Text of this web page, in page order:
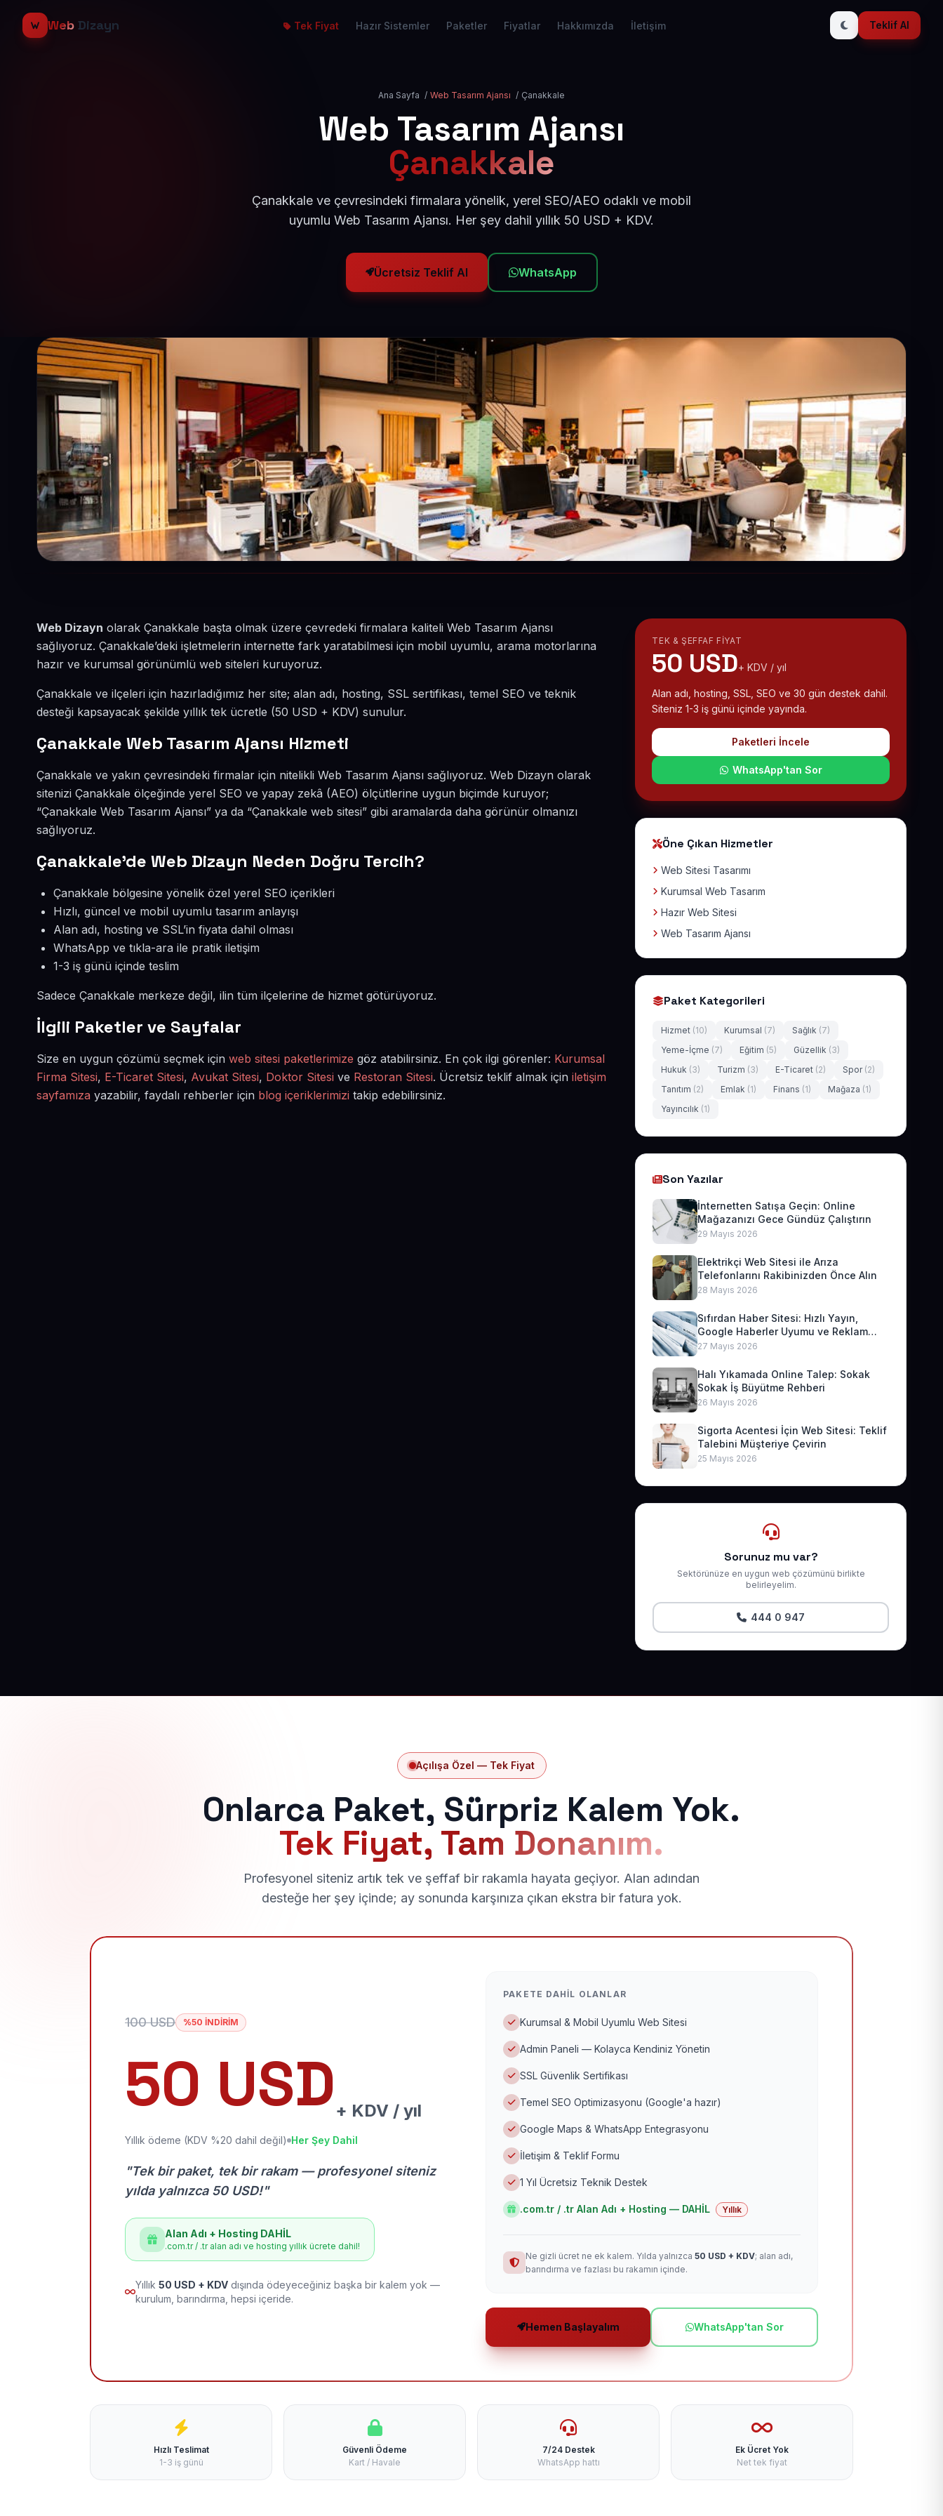
Web Dizayn Tek Fiyat Hazır Sistemler Paketler Fiyatlar Hakkımızda İletişim Teklif Al
Ana Sayfa / Web Tasarım Ajansı / Çanakkale
Web Tasarım Ajansı
Çanakkale
Çanakkale ve çevresindeki firmalara yönelik, yerel SEO/AEO odaklı ve mobil
uyumlu Web Tasarım Ajansı. Her şey dahil yıllık 50 USD + KDV.
Ücretsiz Teklif Al WhatsApp
Web Dizayn olarak Çanakkale başta olmak üzere çevredeki firmalara kaliteli Web Tasarım Ajansı
sağlıyoruz. Çanakkale’deki işletmelerin internette fark yaratabilmesi için mobil uyumlu, arama motorlarına
hazır ve kurumsal görünümlü web siteleri kuruyoruz.
Çanakkale ve ilçeleri için hazırladığımız her site; alan adı, hosting, SSL sertifikası, temel SEO ve teknik
desteği kapsayacak şekilde yıllık tek ücretle (50 USD + KDV) sunulur.
Çanakkale Web Tasarım Ajansı Hizmeti
Çanakkale ve yakın çevresindeki firmalar için nitelikli Web Tasarım Ajansı sağlıyoruz. Web Dizayn olarak
sitenizi Çanakkale ölçeğinde yerel SEO ve yapay zekâ (AEO) ölçütlerine uygun biçimde kuruyor;
“Çanakkale Web Tasarım Ajansı” ya da “Çanakkale web sitesi” gibi aramalarda daha görünür olmanızı
sağlıyoruz.
Çanakkale’de Web Dizayn Neden Doğru Tercih?
Çanakkale bölgesine yönelik özel yerel SEO içerikleri
Hızlı, güncel ve mobil uyumlu tasarım anlayışı
Alan adı, hosting ve SSL’in fiyata dahil olması
WhatsApp ve tıkla-ara ile pratik iletişim
1-3 iş günü içinde teslim
Sadece Çanakkale merkeze değil, ilin tüm ilçelerine de hizmet götürüyoruz.
İlgili Paketler ve Sayfalar
Size en uygun çözümü seçmek için web sitesi paketlerimize göz atabilirsiniz. En çok ilgi görenler: Kurumsal
Firma Sitesi, E-Ticaret Sitesi, Avukat Sitesi, Doktor Sitesi ve Restoran Sitesi. Ücretsiz teklif almak için iletişim
sayfamıza yazabilir, faydalı rehberler için blog içeriklerimizi takip edebilirsiniz.
TEK & ŞEFFAF FIYAT
50 USD+ KDV / yıl
Alan adı, hosting, SSL, SEO ve 30 gün destek dahil.
Siteniz 1-3 iş günü içinde yayında.
Paketleri İncele
WhatsApp'tan Sor
Öne Çıkan Hizmetler
Web Sitesi Tasarımı
Kurumsal Web Tasarım
Hazır Web Sitesi
Web Tasarım Ajansı
Paket Kategorileri
Hizmet (10) Kurumsal (7) Sağlık (7)
Yeme-İçme (7) Eğitim (5) Güzellik (3)
Hukuk (3) Turizm (3) E-Ticaret (2) Spor (2)
Tanıtım (2) Emlak (1) Finans (1) Mağaza (1)
Yayıncılık (1)
Son Yazılar
İnternetten Satışa Geçin: Online
Mağazanızı Gece Gündüz Çalıştırın
29 Mayıs 2026
Elektrikçi Web Sitesi ile Arıza
Telefonlarını Rakibinizden Önce Alın
28 Mayıs 2026
Sıfırdan Haber Sitesi: Hızlı Yayın,
Google Haberler Uyumu ve Reklam
Geliri
27 Mayıs 2026
Halı Yıkamada Online Talep: Sokak
Sokak İş Büyütme Rehberi
26 Mayıs 2026
Sigorta Acentesi İçin Web Sitesi: Teklif
Talebini Müşteriye Çevirin
25 Mayıs 2026
Sorunuz mu var?
Sektörünüze en uygun web çözümünü birlikte
belirleyelim.
444 0 947
Açılışa Özel — Tek Fiyat
Onlarca Paket, Sürpriz Kalem Yok.
Tek Fiyat, Tam Donanım.
Profesyonel siteniz artık tek ve şeffaf bir rakamla hayata geçiyor. Alan adından
desteğe her şey içinde; ay sonunda karşınıza çıkan ekstra bir fatura yok.
100 USD %50 İNDİRİM
50 USD + KDV / yıl
Yıllık ödeme (KDV %20 dahil değil) Her Şey Dahil
"Tek bir paket, tek bir rakam — profesyonel siteniz
yılda yalnızca 50 USD!"
Alan Adı + Hosting DAHİL
.com.tr / .tr alan adı ve hosting yıllık ücrete dahil!
Yıllık 50 USD + KDV dışında ödeyeceğiniz başka bir kalem yok —
kurulum, barındırma, hepsi içeride.
PAKETE DAHIL OLANLAR
Kurumsal & Mobil Uyumlu Web Sitesi
Admin Paneli — Kolayca Kendiniz Yönetin
SSL Güvenlik Sertifikası
Temel SEO Optimizasyonu (Google'a hazır)
Google Maps & WhatsApp Entegrasyonu
İletişim & Teklif Formu
1 Yıl Ücretsiz Teknik Destek
.com.tr / .tr Alan Adı + Hosting — DAHİL Yıllık
Ne gizli ücret ne ek kalem. Yılda yalnızca 50 USD + KDV; alan adı,
barındırma ve fazlası bu rakamın içinde.
Hemen Başlayalım WhatsApp'tan Sor
Hızlı Teslimat
1-3 iş günü
Güvenli Ödeme
Kart / Havale
7/24 Destek
WhatsApp hattı
Ek Ücret Yok
Net tek fiyat